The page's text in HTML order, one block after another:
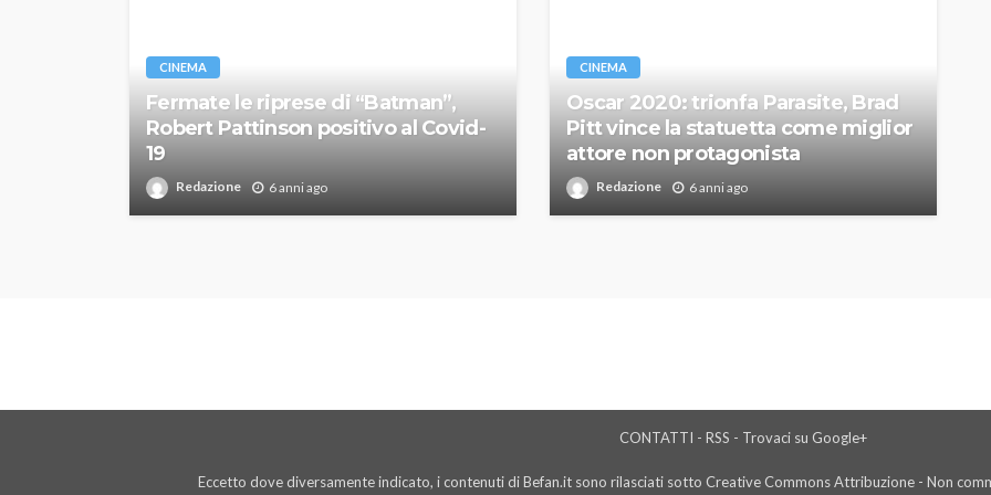
CINEMA
Fermate le riprese di “Batman”,
Robert Pattinson positivo al Covid-
19
Redazione 6 anni ago
CINEMA
Oscar 2020: trionfa Parasite, Brad
Pitt vince la statuetta come miglior
attore non protagonista
Redazione 6 anni ago
CONTATTI - RSS - Trovaci su Google+
Eccetto dove diversamente indicato, i contenuti di Befan.it sono rilasciati sotto Creative Commons Attribuzione - Non